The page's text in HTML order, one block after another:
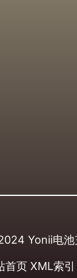
Yonii电
首页 XML索引